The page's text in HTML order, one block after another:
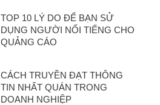
TOP 10 LÝ DO ĐỂ BẠN SỬ
DỤNG NGƯỜI NỔI TIẾNG CHO
QUẢNG CÁO
CÁCH TRUYỀN ĐẠT THÔNG
TIN NHẤT QUÁN TRONG
DOANH NGHIỆP